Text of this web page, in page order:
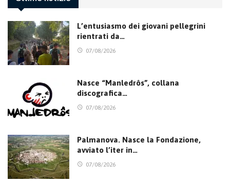
L’entusiasmo dei giovani pellegrini
rientrati da…
07/08/2026
Nasce “Manledrôs”, collana
discografica…
07/08/2026
Palmanova. Nasce la Fondazione,
avviato l’iter in…
07/08/2026